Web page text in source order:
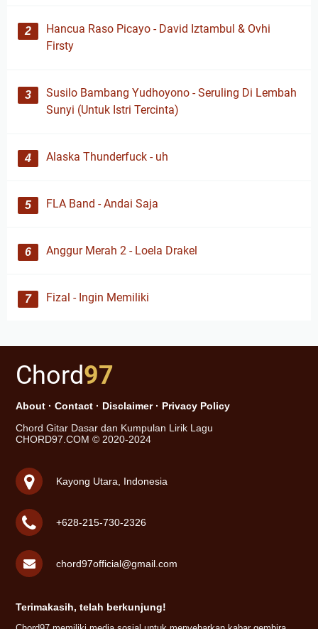
Hancua Raso Picayo - David Iztambul & Ovhi
Firsty
Susilo Bambang Yudhoyono - Seruling Di Lembah
Sunyi (Untuk Istri Tercinta)
Alaska Thunderfuck - uh
FLA Band - Andai Saja
Anggur Merah 2 - Loela Drakel
Fizal - Ingin Memiliki
Chord97
About · Contact · Disclaimer· Privacy Policy
Chord Gitar Dasar dan Kumpulan Lirik Lagu
CHORD97.COM © 2020-2024
Kayong Utara, Indonesia
+628-215-730-2326
chord97official@gmail.com
Terimakasih, telah berkunjung!